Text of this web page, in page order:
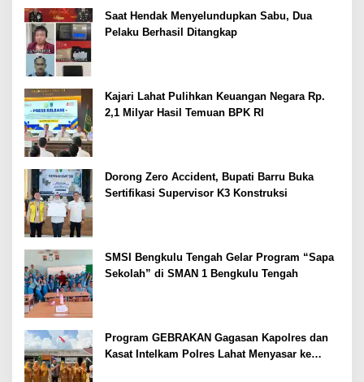
Saat Hendak Menyelundupkan Sabu, Dua
Pelaku Berhasil Ditangkap
Kajari Lahat Pulihkan Keuangan Negara Rp.
2,1 Milyar Hasil Temuan BPK RI
Dorong Zero Accident, Bupati Barru Buka
Sertifikasi Supervisor K3 Konstruksi
SMSI Bengkulu Tengah Gelar Program “Sapa
Sekolah” di SMAN 1 Bengkulu Tengah
Program GEBRAKAN Gagasan Kapolres dan
Kasat Intelkam Polres Lahat Menyasar ke